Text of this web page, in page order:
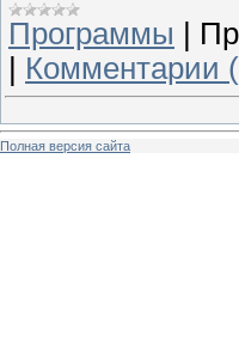
Программы
Комментарии
Полная версия сайта